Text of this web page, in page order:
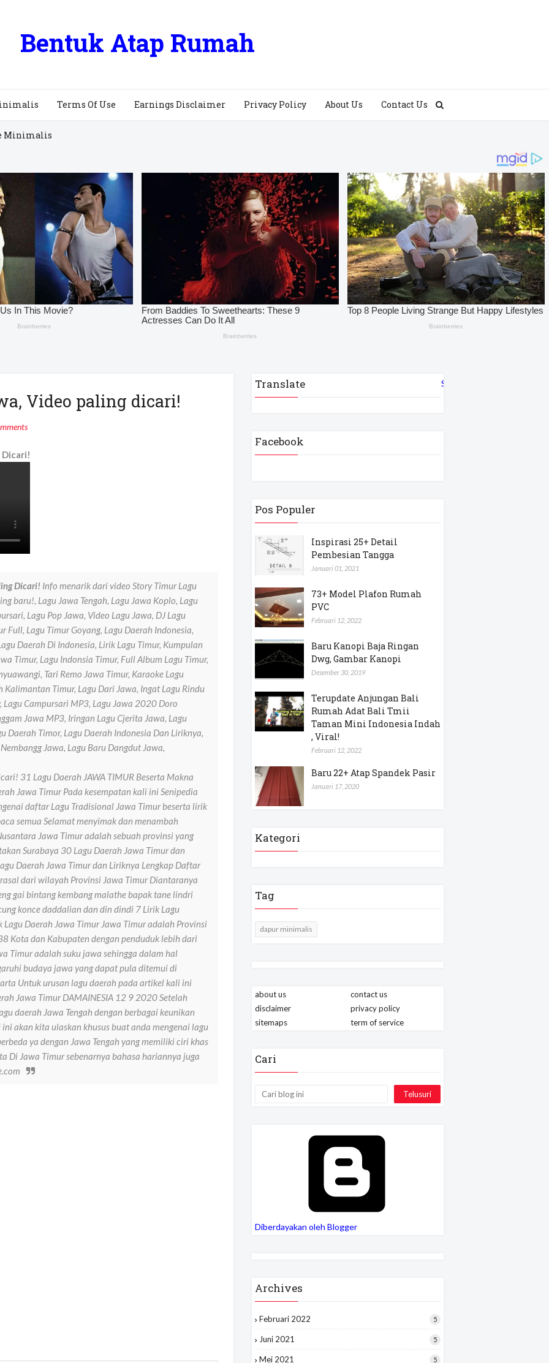
Bentuk Atap Rumah
Terms Of Use Earnings Disclaimer Privacy Policy About Us Contact Us
Minimalis
Video paling dicari!
Dicari!
Dicari! Info menarik dari video Story Timur Lagu
baru!, Lagu Jawa Tengah, Lagu Jawa Koplo, Lagu
Lagu Pop Jawa, Video Lagu Jawa, DJ Lagu
Full, Lagu Timur Goyang, Lagu Daerah Indonesia,
Daerah Di Indonesia, Lirik Lagu Timur, Kumpulan
Timur, Lagu Indonsia Timur, Full Album Lagu Timur,
Tari Remo Jawa Timur, Karaoke Lagu
Kalimantan Timur, Lagu Dari Jawa, Ingat Lagu Rindu
Lagu Campursari MP3, Lagu Jawa 2020 Doro
Jawa MP3, Iringan Lagu Cjerita Jawa, Lagu
Daerah Timor, Lagu Daerah Indonesia Dan Liriknya,
Jawa, Lagu Baru Dangdut Jawa,
31 Lagu Daerah JAWA TIMUR Beserta Makna
Jawa Timur Pada kesempatan kali ini Senipedia
daftar Lagu Tradisional Jawa Timur beserta lirik
semua Selamat menyimak dan menambah
Jawa Timur adalah sebuah provinsi yang
Surabaya 30 Lagu Daerah Jawa Timur dan
Daerah Jawa Timur dan Liriknya Lengkap Daftar
dari wilayah Provinsi Jawa Timur Diantaranya
gai bintang kembang malathe bapak tane lindri
konce daddalian dan din dindi 7 Lirik Lagu
Daerah Jawa Timur Jawa Timur adalah Provinsi
Kota dan Kabupaten dengan penduduk lebih dari
Timur adalah suku jawa sehingga dalam hal
budaya jawa yang dapat pula ditemui di
Untuk urusan lagu daerah pada artikel kali ini
Jawa Timur DAMAINESIA 12 9 2020 Setelah
daerah Jawa Tengah dengan berbagai keunikan
akan kita ulaskan khusus buat anda mengenai lagu
ya dengan Jawa Tengah yang memiliki ciri khas
Di Jawa Timur sebenarnya bahasa hariannya juga
Translate Select Language
Facebook
Pos Populer
Inspirasi 25+ Detail
Pembesian Tangga
Januari 01, 2021
73+ Model Plafon Rumah
PVC
Februari 12, 2022
Baru Kanopi Baja Ringan
Dwg, Gambar Kanopi
Desember 30, 2019
Terupdate Anjungan Bali
Rumah Adat Bali Tmii
Taman Mini Indonesia Indah
, Viral!
Februari 12, 2022
Baru 22+ Atap Spandek Pasir
Januari 17, 2020
Kategori
Tag
dapur minimalis
about us
contact us
disclaimer
privacy policy
sitemaps
term of service
Cari
Diberdayakan oleh Blogger
Archives
Februari 2022 5
Juni 2021 5
Mei 2021 5